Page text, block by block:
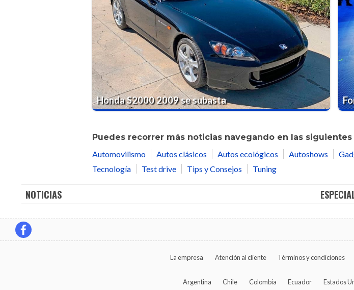
Honda S2000 2009 se subasta
Puedes recorrer más noticias navegando en las
Automovilismo
Autos clásicos Autos ecológicos Autoshows
Tecnología
Test drive Tips y Consejos Tuning
NOTICIAS
La empresa Atención al cliente Términos y condiciones
Argentina Chile Colombia Ecuador Estados